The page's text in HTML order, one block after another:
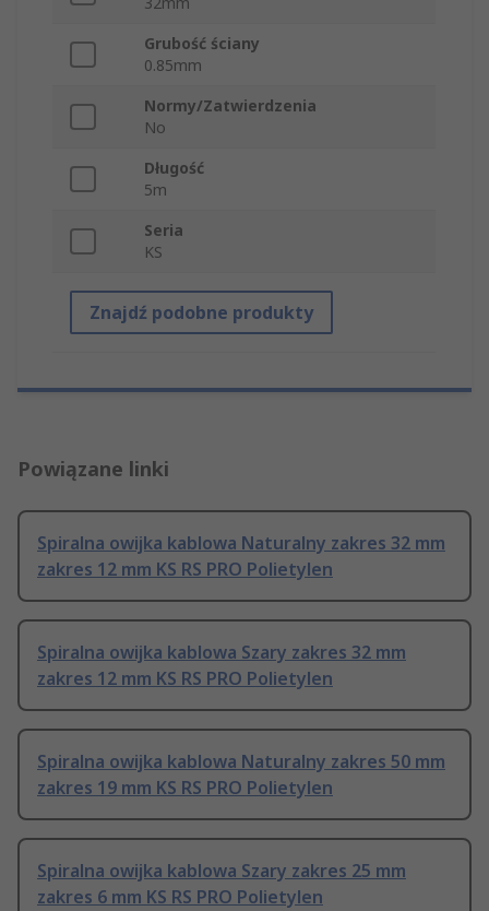
Grubość ściany
0.85mm
Normy/Zatwierdzenia
No
Długość
5m
Seria
KS
Znajdź podobne produkty
Powiązane linki
Spiralna owijka kablowa Naturalny zakres 32 mm
zakres 12 mm KS RS PRO Polietylen
Spiralna owijka kablowa Szary zakres 32 mm
zakres 12 mm KS RS PRO Polietylen
Spiralna owijka kablowa Naturalny zakres 50 mm
zakres 19 mm KS RS PRO Polietylen
Spiralna owijka kablowa Szary zakres 25 mm
zakres 6 mm KS RS PRO Polietylen